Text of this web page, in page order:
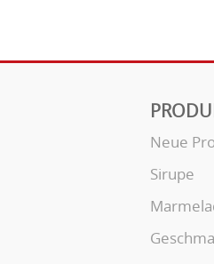
Neue
Sirupe